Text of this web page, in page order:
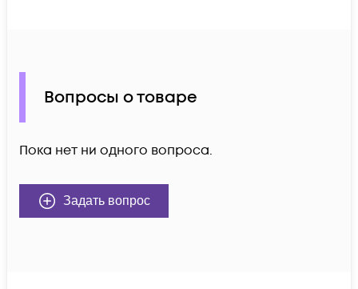
Вопросы о товаре
Пока нет ни одного вопроса.
Задать вопрос